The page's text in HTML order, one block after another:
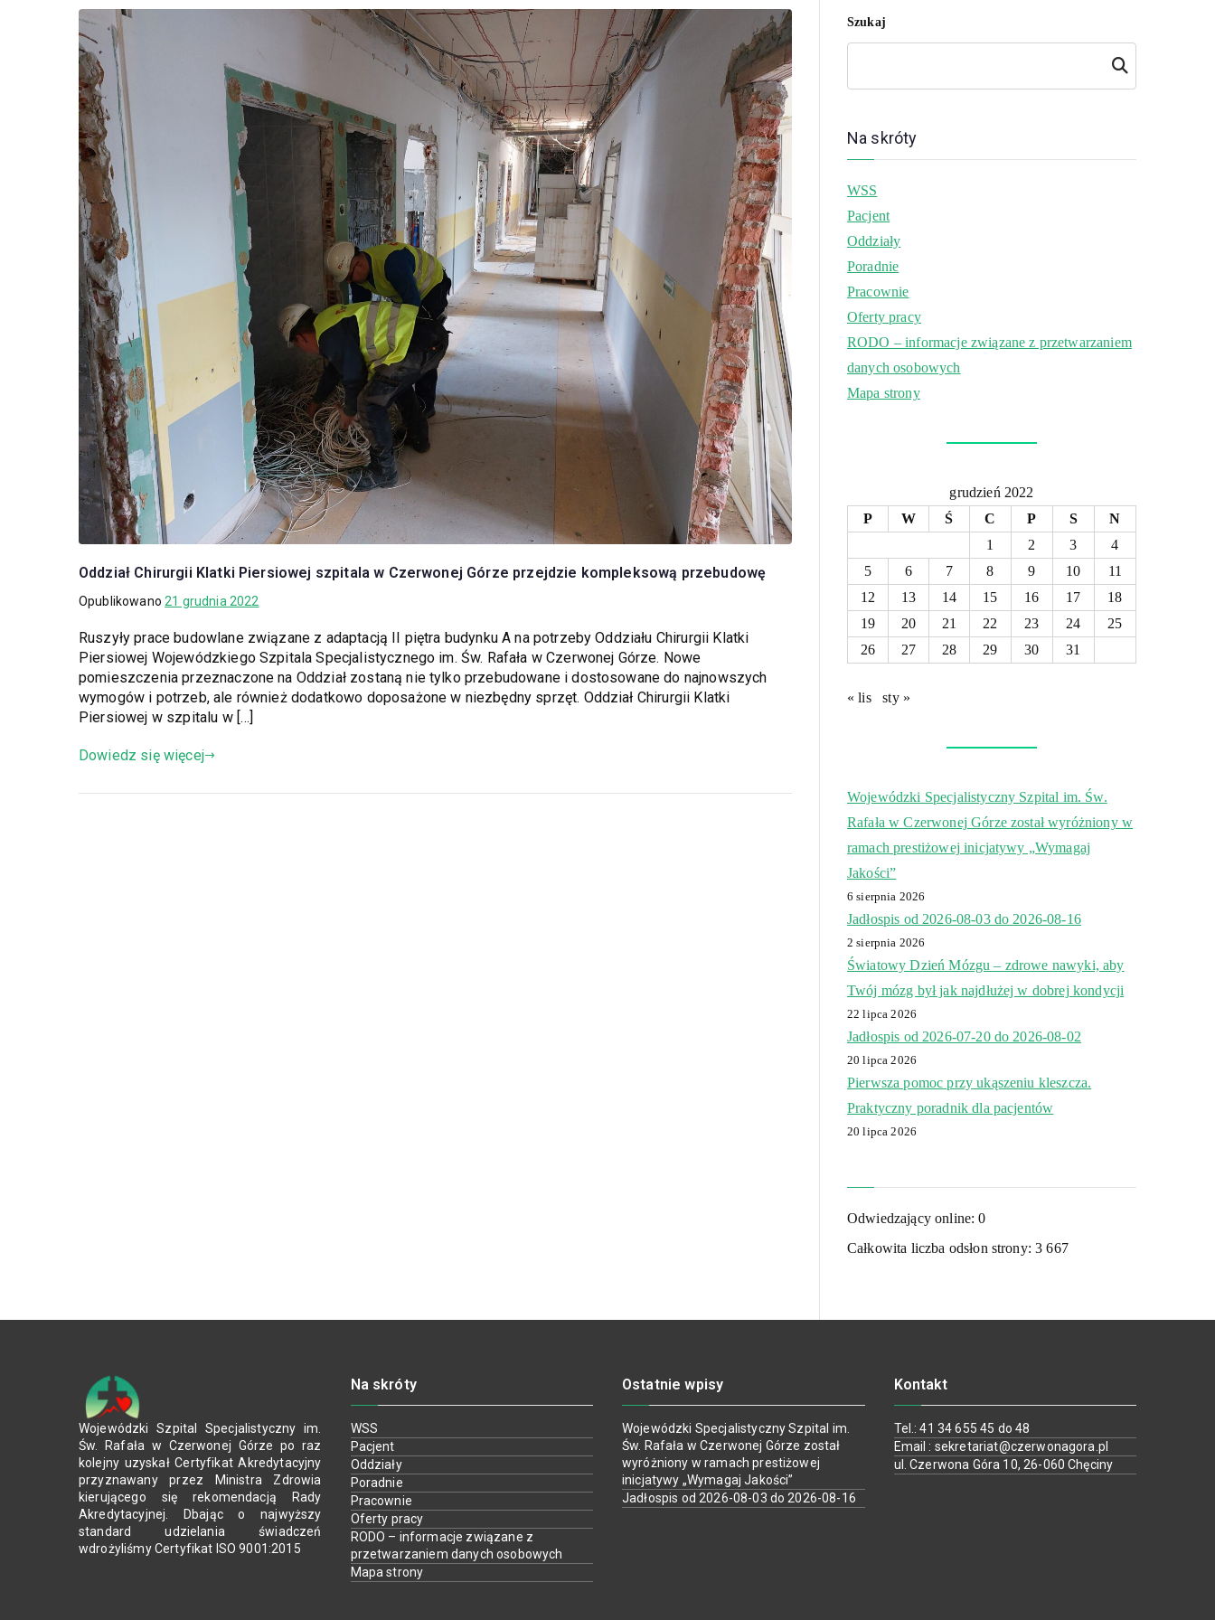
Oddział Chirurgii Klatki Piersiowej szpitala w Czerwonej Górze przejdzie kompleksową przebudowę
Opublikowano21 grudnia 2022
Ruszyły prace budowlane związane z adaptacją II piętra budynku A na potrzeby Oddziału Chirurgii Klatki
Piersiowej Wojewódzkiego Szpitala Specjalistycznego im. Św. Rafała w Czerwonej Górze. Nowe
pomieszczenia przeznaczone na Oddział zostaną nie tylko przebudowane i dostosowane do najnowszych
wymogów i potrzeb, ale również dodatkowo doposażone w niezbędny sprzęt. Oddział Chirurgii Klatki
Piersiowej w szpitalu w […]
Dowiedz się więcej
Szukaj
Szukaj
Na skróty
WSS
Pacjent
Oddziały
Poradnie
Pracownie
Oferty pracy
RODO – informacje związane z przetwarzaniem
danych osobowych
Mapa strony
grudzień 2022
P
W Ś C P S
N
1
2 3
4
5
6 7 8 9 10
11
12
13 14 15 16 17
18
19
20 21 22 23 24
25
26
27 28 29 30 31
« lis sty »
Wojewódzki Specjalistyczny Szpital im. Św.
Rafała w Czerwonej Górze został wyróżniony w
ramach prestiżowej inicjatywy „Wymagaj
Jakości”
6 sierpnia 2026
Jadłospis od 2026-08-03 do 2026-08-16
2 sierpnia 2026
Światowy Dzień Mózgu – zdrowe nawyki, aby
Twój mózg był jak najdłużej w dobrej kondycji
22 lipca 2026
Jadłospis od 2026-07-20 do 2026-08-02
20 lipca 2026
Pierwsza pomoc przy ukąszeniu kleszcza.
Praktyczny poradnik dla pacjentów
20 lipca 2026
Odwiedzający online:0
Całkowita liczba odsłon strony:3 667
Wojewódzki Szpital Specjalistyczny im.
Św. Rafała w Czerwonej Górze po raz
kolejny uzyskał Certyfikat Akredytacyjny
przyznawany przez Ministra Zdrowia
kierującego się rekomendacją Rady
Akredytacyjnej. Dbając o najwyższy
standard udzielania świadczeń
wdrożyliśmy Certyfikat ISO 9001:2015
Na skróty
WSS
Pacjent
Oddziały
Poradnie
Pracownie
Oferty pracy
RODO – informacje związane z
przetwarzaniem danych osobowych
Mapa strony
Ostatnie wpisy
Wojewódzki Specjalistyczny Szpital im.
Św. Rafała w Czerwonej Górze został
wyróżniony w ramach prestiżowej
inicjatywy „Wymagaj Jakości”
Jadłospis od 2026-08-03 do 2026-08-16
Kontakt
Tel.: 41 34 655 45 do 48
Email : sekretariat@czerwonagora.pl
ul. Czerwona Góra 10, 26-060 Chęciny